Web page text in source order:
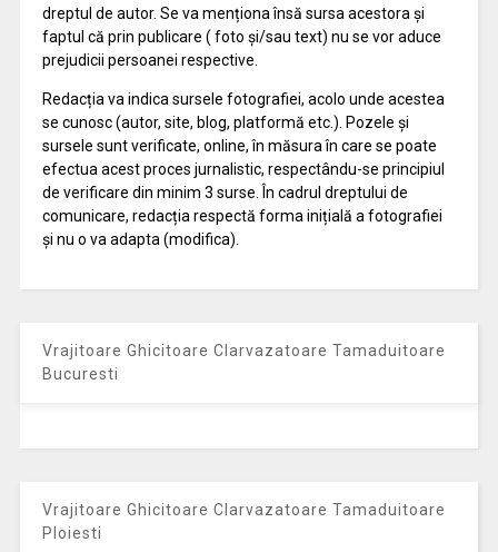
dreptul de autor. Se va menționa însă sursa acestora și
faptul că prin publicare ( foto și/sau text) nu se vor aduce
prejudicii persoanei respective.
Redacția va indica sursele fotografiei, acolo unde acestea
se cunosc (autor, site, blog, platformă etc.). Pozele și
sursele sunt verificate, online, în măsura în care se poate
efectua acest proces jurnalistic, respectându-se principiul
de verificare din minim 3 surse. În cadrul dreptului de
comunicare, redacția respectă forma inițială a fotografiei
și nu o va adapta (modifica).
Vrajitoare Ghicitoare Clarvazatoare Tamaduitoare
Bucuresti
Vrajitoare Ghicitoare Clarvazatoare Tamaduitoare
Ploiesti